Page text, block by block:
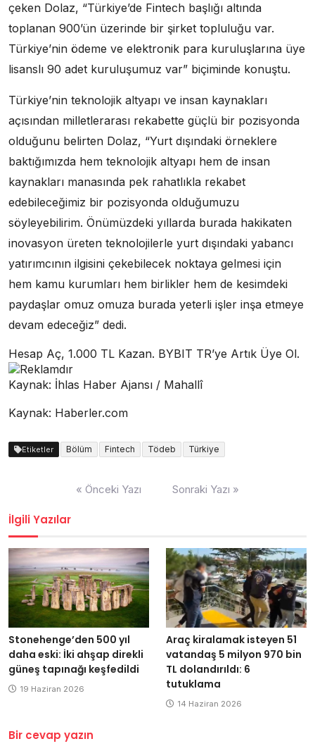
çeken Dolaz, “Türkiye’de Fintech başlığı altında
toplanan 900’ün üzerinde bir şirket topluluğu var.
Türkiye’nin ödeme ve elektronik para kuruluşlarına üye
lisanslı 90 adet kuruluşumuz var” biçiminde konuştu.
Türkiye’nin teknolojik altyapı ve insan kaynakları
açısından milletlerarası rekabette güçlü bir pozisyonda
olduğunu belirten Dolaz, “Yurt dışındaki örneklere
baktığımızda hem teknolojik altyapı hem de insan
kaynakları manasında pek rahatlıkla rekabet
edebileceğimiz bir pozisyonda olduğumuzu
söyleyebilirim. Önümüzdeki yıllarda burada hakikaten
inovasyon üreten teknolojilerle yurt dışındaki yabancı
yatırımcının ilgisini çekebilecek noktaya gelmesi için
hem kamu kurumları hem birlikler hem de kesimdeki
paydaşlar omuz omuza burada yeterli işler inşa etmeye
devam edeceğiz” dedi.
Hesap Aç, 1.000 TL Kazan. BYBIT TR’ye Artık Üye Ol.
Reklamdır
Kaynak: İhlas Haber Ajansı / Mahallî
Kaynak: Haberler.com
Etiketler Bölüm Fintech Tödeb Türkiye
« Önceki Yazı Sonraki Yazı »
İlgili Yazılar
Stonehenge’den 500 yıl
daha eski: İki ahşap direkli
güneş tapınağı keşfedildi
19 Haziran 2026
Araç kiralamak isteyen 51
vatandaş 5 milyon 970 bin
TL dolandırıldı: 6
tutuklama
14 Haziran 2026
Bir cevap yazın